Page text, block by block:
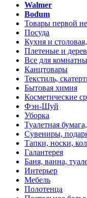
Walmer
Bodum
Товары первой
Посуда
Кухня и
Плетеные и
Все для
Канцтовары
Текстиль,
Бытовая химия
Косметические
Фэн-Шуй
Уборка
Туалетная
Сувениры,
Тапки, носки,
Галантерея
Баня, ванна,
Интерьер
Мебель
Полотенца